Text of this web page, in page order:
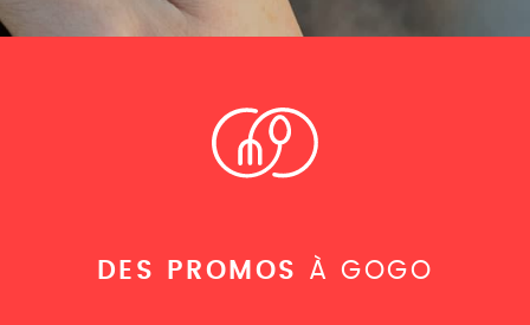
DES PROMOS À GOGO